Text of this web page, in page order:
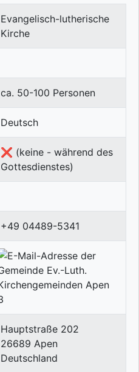
Evangelisch-lutherische
Kirche
ca. 50-100 Personen
Deutsch
❌ (keine - während des
Gottesdienstes)
+49 04489-5341
Hauptstraße 202
26689 Apen
Deutschland